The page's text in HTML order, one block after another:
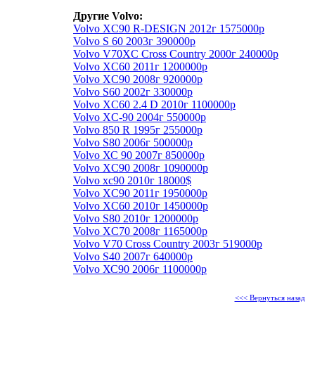
Другие Volvo:
Volvo XC90 R-DESIGN 2012г 1575000р
Volvo S 60 2003г 390000р
Volvo V70XC Cross Country 2000г 240000р
Volvo XC60 2011г 1200000р
Volvo XC90 2008г 920000р
Volvo S60 2002г 330000р
Volvo XC60 2.4 D 2010г 1100000р
Volvo XC-90 2004г 550000р
Volvo 850 R 1995г 255000р
Volvo S80 2006г 500000р
Volvo ХС 90 2007г 850000р
Volvo XC90 2008г 1090000р
Volvo xc90 2010г 18000$
Volvo XC90 2011г 1950000р
Volvo XC60 2010г 1450000р
Volvo S80 2010г 1200000р
Volvo XC70 2008г 1165000р
Volvo V70 Cross Country 2003г 519000р
Volvo S40 2007г 640000р
Volvo ХС90 2006г 1100000р
<<< Вернуться назад